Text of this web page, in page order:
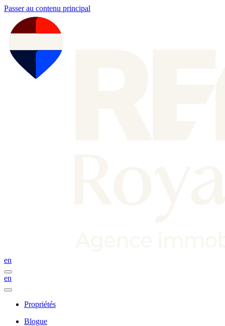
Passer au contenu principal
en
en
Propriétés
Blogue